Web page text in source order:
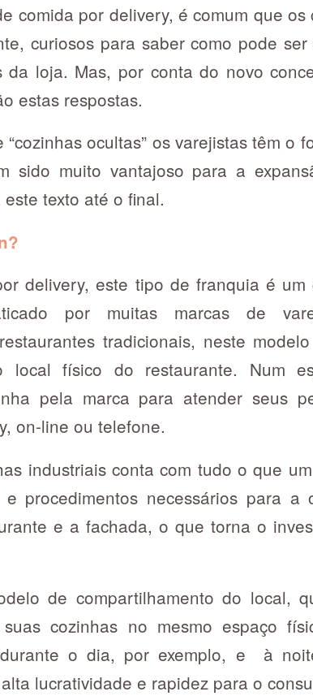
comida por delivery, é comum que
curiosos para saber como pode
da loja. Mas, por conta do novo
estas respostas.
ocultas” os varejistas têm o
sido muito vantajoso para a
texto até o final.
delivery, este tipo de franquia é um
por muitas marcas de
tradicionais, neste
local físico do restaurante. Num
pela marca para atender seus
on-line ou telefone.
industriais conta com tudo o que
e procedimentos necessários para a
e a fachada, o que torna o
de compartilhamento do local,
cozinhas no mesmo espaço
durante o dia, por exemplo, e à
lucratividade e rapidez para o